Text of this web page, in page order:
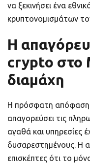
να ξεκινήσει ένα
κρυπτονομισμάτων
Η
crypto στο
διαμάχη
Η πρόσφατη απόφαση
απαγορεύσει τις
αγαθά και υπηρεσίες
δυσαρεστημένους. Η
επισκέπτες ότι το